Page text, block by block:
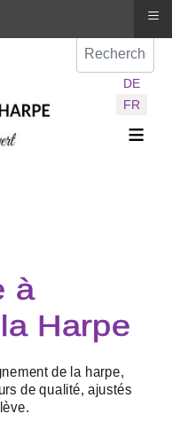
Sélectionnez
DE
FR
≡
≡